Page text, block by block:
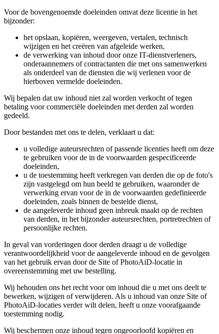
Voor de bovengenoemde doeleinden omvat deze licentie in het
bijzonder:
het opslaan, kopiëren, weergeven, vertalen, technisch
wijzigen en het creëren van afgeleide werken,
de verwerking van inhoud door onze IT-dienstverleners,
onderaannemers of contractanten die met ons samenwerken
als onderdeel van de diensten die wij verlenen voor de
hierboven vermelde doeleinden.
Wij bepalen dat uw inhoud niet zal worden verkocht of tegen
betaling voor commerciële doeleinden met derden zal worden
gedeeld.
Door bestanden met ons te delen, verklaart u dat:
u volledige auteursrechten of passende licenties heeft om deze
te gebruiken voor de in de voorwaarden gespecificeerde
doeleinden,
u de toestemming heeft verkregen van derden die op de foto's
zijn vastgelegd om hun beeld te gebruiken, waaronder de
verwerking ervan voor de in de voorwaarden gedefinieerde
doeleinden, zoals binnen de bestelde dienst,
de aangeleverde inhoud geen inbreuk maakt op de rechten
van derden, in het bijzonder auteursrechten, portretrechten of
persoonlijke rechten.
In geval van vorderingen door derden draagt u de volledige
verantwoordelijkheid voor de aangeleverde inhoud en de gevolgen
van het gebruik ervan door de Site of PhotoAiD-locatie in
overeenstemming met uw bestelling.
Wij behouden ons het recht voor om inhoud die u met ons deelt te
bewerken, wijzigen of verwijderen. Als u inhoud van onze Site of
PhotoAiD-locaties verder wilt delen, heeft u onze voorafgaande
toestemming nodig.
Wij beschermen onze inhoud tegen ongeoorloofd kopiëren en